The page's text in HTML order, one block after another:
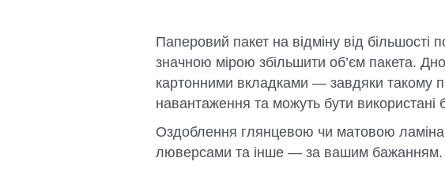
Паперовий пакет на відміну від
значною мірою збільшити об’єм пакета.
картонними вкладками — завдяки такому
навантаження та можуть бути використані
Оздоблення глянцевою чи матовою
люверсами та інше — за вашим бажанням.